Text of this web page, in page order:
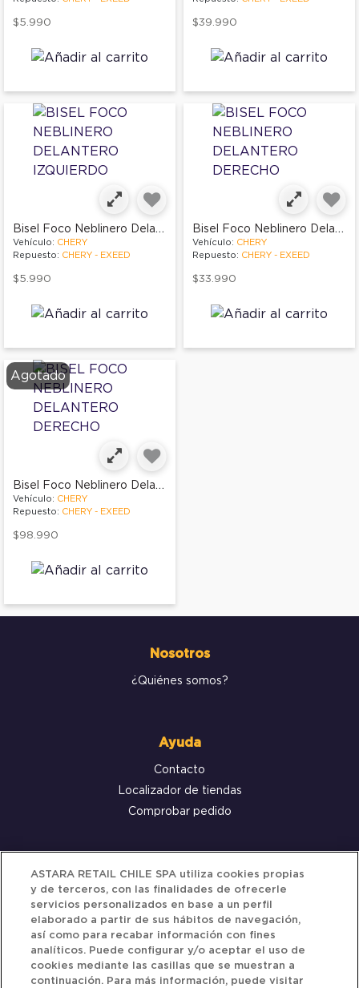
$5.990 $39.990
Bisel Foco Neblinero Delantero Izquierdo
Vehículo: CHERY
Repuesto: CHERY - EXEED
$5.990
Bisel Foco Neblinero Delantero Derecho
Vehículo: CHERY
Repuesto: CHERY - EXEED
$33.990
Agotado
Bisel Foco Neblinero Delantero Derecho
Vehículo: CHERY
Repuesto: CHERY - EXEED
$98.990
Nosotros
¿Quiénes somos?
Ayuda
Contacto
Localizador de tiendas
Comprobar pedido
Servicio al cliente
Términos y Condiciones
Política de privacidad
Política de Cookies
ASTARA RETAIL CHILE SPA utiliza cookies propias
y de terceros, con las finalidades de ofrecerle
servicios personalizados en base a un perfil
elaborado a partir de sus hábitos de navegación,
así como para recabar información con fines
analíticos. Puede configurar y/o aceptar el uso de
cookies mediante las casillas que se muestran a
continuación. Para más información, puede visitar